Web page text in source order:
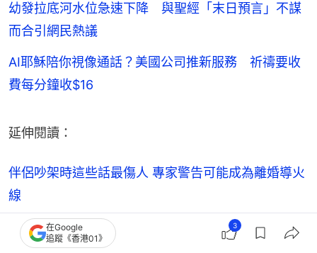
幼發拉底河水位急速下降 與聖經「末日預言」不謀
而合引網民熱議
AI耶穌陪你視像通話？美國公司推新服務 祈禱要收
費每分鐘收$16
延伸閱讀：
伴侶吵架時這些話最傷人 專家警告可能成為離婚導火
線
英國61歲「電音阿嬤」爆紅 離婚後瘋跑夜店、月月參
在Google
追蹤《香港01》
3